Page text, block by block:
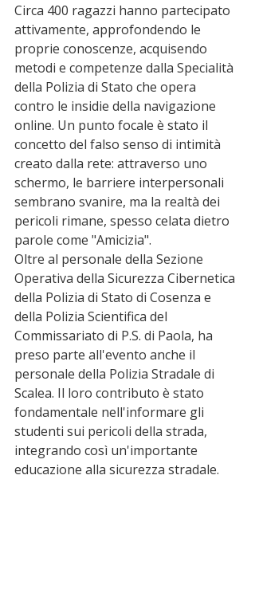
Circa 400 ragazzi hanno partecipato
attivamente, approfondendo le
proprie conoscenze, acquisendo
metodi e competenze dalla Specialità
della Polizia di Stato che opera
contro le insidie della navigazione
online. Un punto focale è stato il
concetto del falso senso di intimità
creato dalla rete: attraverso uno
schermo, le barriere interpersonali
sembrano svanire, ma la realtà dei
pericoli rimane, spesso celata dietro
parole come "Amicizia".
Oltre al personale della Sezione
Operativa della Sicurezza Cibernetica
della Polizia di Stato di Cosenza e
della Polizia Scientifica del
Commissariato di P.S. di Paola, ha
preso parte all'evento anche il
personale della Polizia Stradale di
Scalea. Il loro contributo è stato
fondamentale nell'informare gli
studenti sui pericoli della strada,
integrando così un'importante
educazione alla sicurezza stradale.